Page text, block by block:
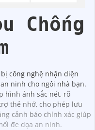
Chống
công nghệ nhận diện
ninh cho ngôi nhà bạn.
hình ảnh sắc nét, rõ
thẻ nhớ, cho phép lưu
cảnh báo chính xác giúp
đe dọa an ninh.